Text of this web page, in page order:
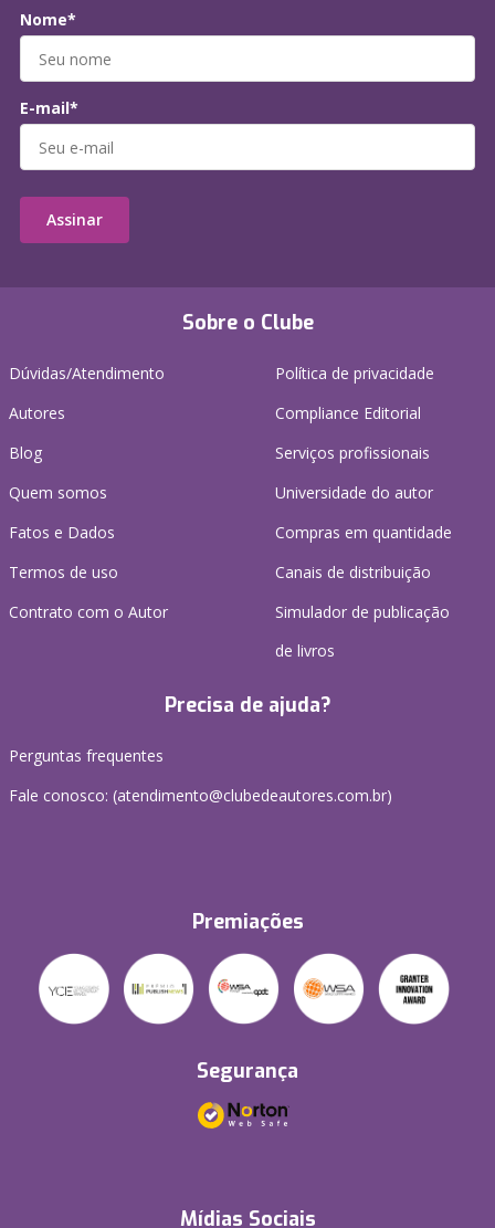
Sobre o Clube
Dúvidas/Atendimento
Autores
Blog
Quem somos
Fatos e Dados
Termos de uso
Contrato com o Autor
Política de privacidade
Compliance Editorial
Serviços profissionais
Universidade do autor
Compras em quantidade
Canais de distribuição
Simulador de publicação
de livros
Precisa de ajuda?
Perguntas frequentes
Fale conosco: (atendimento@clubedeautores.com.br)
Premiações
Segurança
Mídias Sociais
Nome*
E-mail*
Assinar